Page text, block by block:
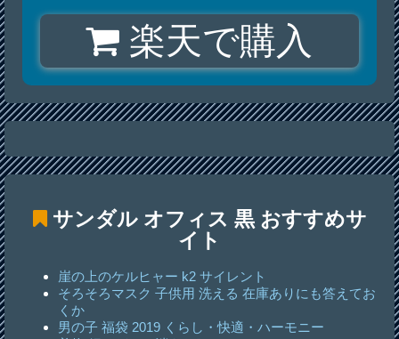
楽天で購入
サンダル オフィス 黒おすすめサ
イト
崖の上のケルヒャー k2 サイレント
そろそろマスク 子供用 洗える 在庫ありにも答えてお
くか
男の子 福袋 2019 くらし・快適・ハーモニー